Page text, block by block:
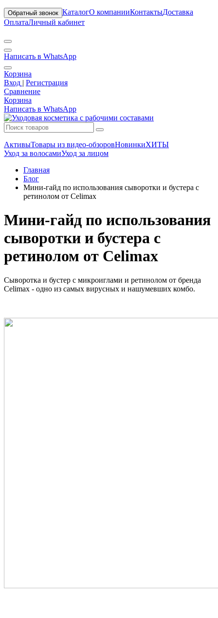
Обратный звонок КаталогО компанииКонтактыДоставка
ОплатаЛичный кабинет
Написать в WhatsApp
Корзина
Вход | Регистрация
Сравнение
Корзина
Написать в WhatsApp
АктивыТовары из видео-обзоровНовинкиХИТЫ
Уход за волосамиУход за лицом
Главная
Блог
Мини-гайд по использования сыворотки и бустера с
ретинолом от Celimax
Мини-гайд по использования
сыворотки и бустера с
ретинолом от Celimax
Сыворотка и бустер с микроиглами и ретинолом от бренда
Celimax - одно из самых вирусных и нашумевших комбо.